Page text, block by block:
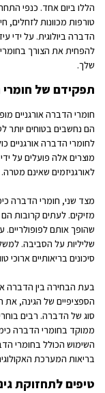
הללו ביום אחד. כנפי
טורפות מכוונות לזחלים,
הדברה ביולוגית. על ידי
להפחית את הצורך
שלך.
תפקידם של חומרי
חומרי הדברה אורגניים
הם נחשבים בטוחים יותר
לחומרי הדברה אורגניים
מוצרים אלה פועלים על
לאורגניזמים שאינם מטרה.
מצד שני, חומרי הדברה
מזיקים. לעתים קרובות
שהופך אותם לפופולריים.
שליליות על הסביבה.
סיכונים בריאותיים ארוכי
בעת הבחירה בין הדברה
הספציפיים של הגינה, את
סוג של הדברה. רבים
ממוקד בחומרי הדברה
השימוש הכולל בחומרי
בריאות המערכת
טיפים לתחזוקת